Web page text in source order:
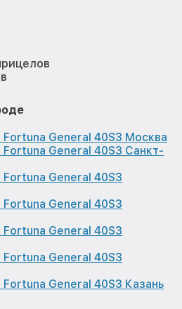
General 40S3 Москва
General 40S3 Санкт-
General 40S3
General 40S3
General 40S3
General 40S3
General 40S3 Казань